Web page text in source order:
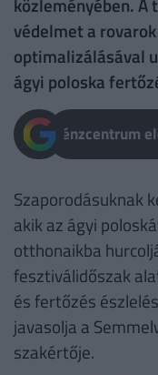
védelmet a
optimalizálásával
ágyi poloska
Pénzcentrum
Szaporodásuknak
akik az ágyi
otthonaikba
fesztiválidőszak
és fertőzés
javasolja a
szakértője.